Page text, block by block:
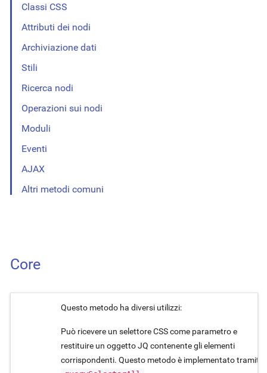
Classi CSS
Attributi dei nodi
Archiviazione dati
Stili
Ricerca nodi
Operazioni sui nodi
Moduli
Eventi
AJAX
Altri metodi comuni
Core
Questo metodo ha diversi utilizzi:
Può ricevere un selettore CSS come parametro e
restituire un oggetto JQ contenente gli elementi
corrispondenti. Questo metodo è implementato tramite